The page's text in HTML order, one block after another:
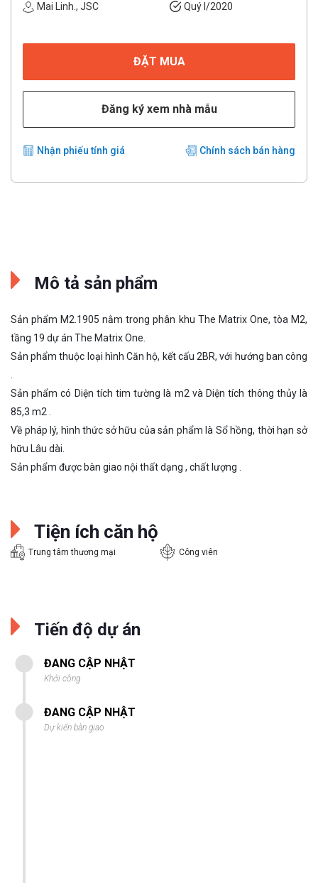
Mai Linh., JSC
Quý I/2020
ĐẶT MUA
Đăng ký xem nhà mẫu
Nhận phiếu tính giá Chính sách bán hàng
Mô tả sản phẩm
Sản phẩm M2.1905 nằm trong phân khu The Matrix One, tòa M2,
tầng 19 dự án The Matrix One.
Sản phẩm thuộc loại hình Căn hộ, kết cấu 2BR, với hướng ban công
Sản phẩm có Diện tích tim tường là m2 và Diện tích thông thủy là
85,3 m2 .
Về pháp lý, hình thức sở hữu của sản phẩm là Sổ hồng, thời hạn sở
hữu Lâu dài.
Sản phẩm được bàn giao nội thất dạng , chất lượng .
Tiện ích căn hộ
Trung tâm thương mại Công viên
Tiến độ dự án
ĐANG CẬP NHẬT
Khởi công
ĐANG CẬP NHẬT
Dự kiến bàn giao